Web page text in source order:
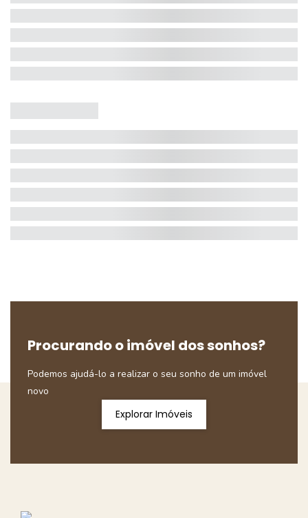
Procurando o imóvel dos sonhos?
Podemos ajudá-lo a realizar o seu sonho de um imóvel
novo
Explorar Imóveis